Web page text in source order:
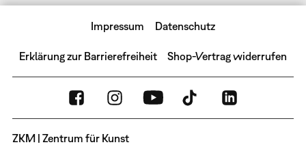
Impressum Datenschutz
Erklärung zur Barrierefreiheit Shop-Vertrag widerrufen
ZKM | Zentrum für Kunst